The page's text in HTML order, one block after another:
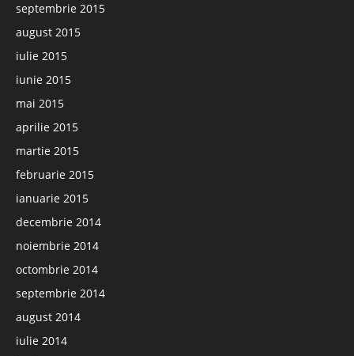
septembrie 2015
august 2015
iulie 2015
iunie 2015
mai 2015
aprilie 2015
martie 2015
februarie 2015
ianuarie 2015
decembrie 2014
noiembrie 2014
octombrie 2014
septembrie 2014
august 2014
iulie 2014